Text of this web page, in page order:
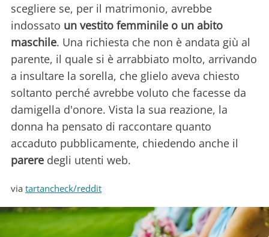
scegliere se, per il matrimonio, avrebbe
indossato un vestito femminile o un abito
maschile. Una richiesta che non è andata giù al
parente, il quale si è arrabbiato molto, arrivando
a insultare la sorella, che glielo aveva chiesto
soltanto perché avrebbe voluto che facesse da
damigella d'onore. Vista la sua reazione, la
donna ha pensato di raccontare quanto
accaduto pubblicamente, chiedendo anche il
parere degli utenti web.
via tartancheck/reddit